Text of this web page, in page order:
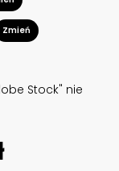
Zmień
Stock" nie